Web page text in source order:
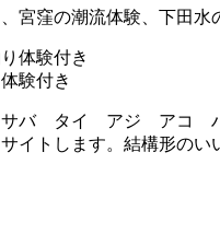
宮窪の潮流体験、下田
験付き
バ タイ アジ アコ ハ
イトします。結構形の